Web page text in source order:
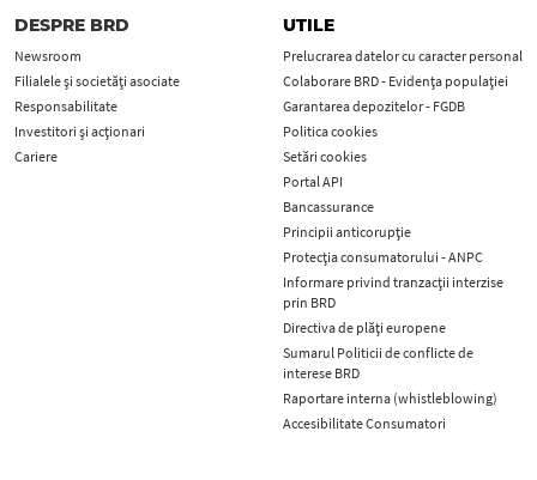
DESPRE BRD
Newsroom
Filialele și societăți asociate
Responsabilitate
Investitori și acționari
Cariere
UTILE
Prelucrarea datelor cu caracter personal
Colaborare BRD - Evidența populației
Garantarea depozitelor - FGDB
Politica cookies
Setări cookies
Portal API
Bancassurance
Principii anticorupţie
Protecţia consumatorului - ANPC
Informare privind tranzacții interzise
prin BRD
Directiva de plăți europene
Sumarul Politicii de conflicte de
interese BRD
Raportare interna (whistleblowing)
Accesibilitate Consumatori